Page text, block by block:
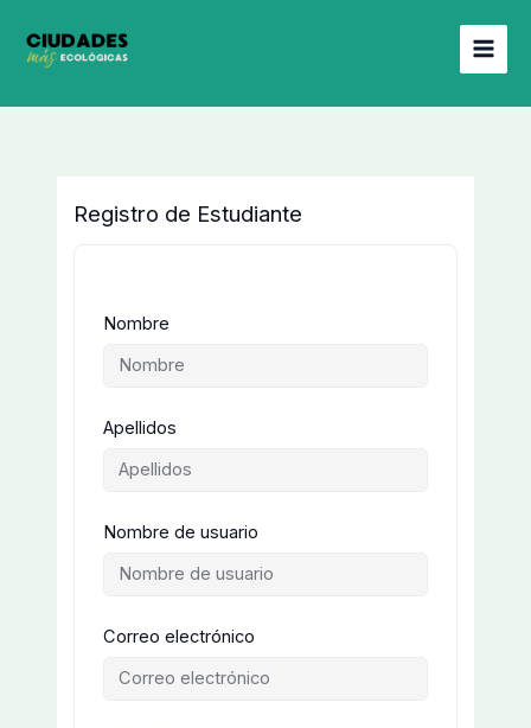
contenido
Registro de Estudiante
Nombre
Apellidos
Nombre de usuario
Correo electrónico